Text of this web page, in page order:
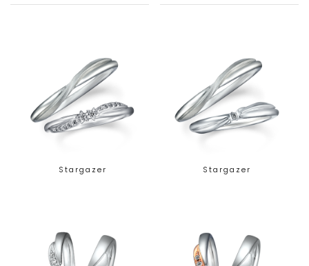
Stargazer Stargazer